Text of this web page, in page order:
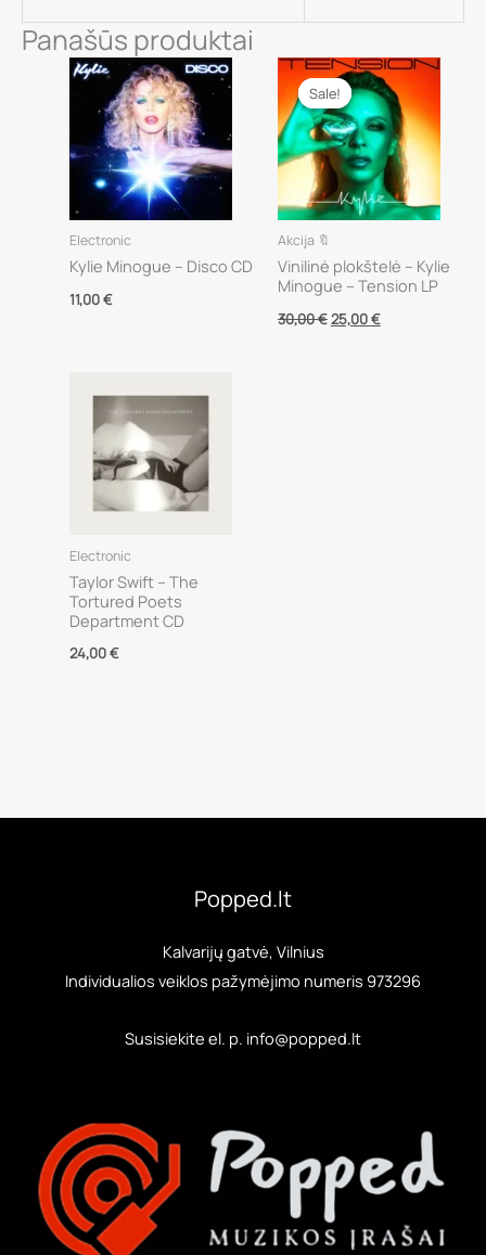
Panašūs produktai
Electronic
Kylie Minogue – Disco CD
11,00€
Sale!
Sale!
Akcija 🔖
Vinilinė plokštelė – Kylie
Minogue – Tension LP
30,00€Original
price
25,00€Current
price
Electronic
Taylor Swift – The
Tortured Poets
Department CD
24,00€
Popped.lt
Kalvarijų gatvė, Vilnius
Individualios veiklos pažymėjimo numeris 973296
Susisiekite el. p. info@popped.lt